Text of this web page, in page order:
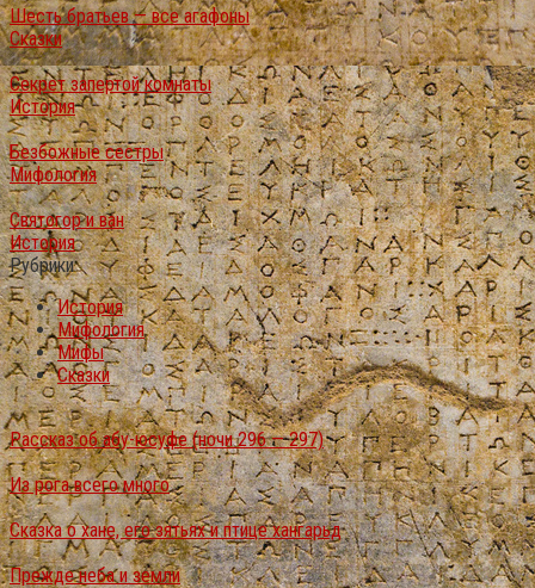
Шесть братьев — все агафоны
Сказки
Секрет запертой комнаты
История
Безбожные сестры
Мифология
Святогор и ван
История
Рубрики
История
Мифология
Мифы
Сказки
Рассказ об абу-юсуфе (ночи 296 — 297)
Из рога всего много
Сказка о хане, его зятьях и птице хангарьд
Прежде неба и земли